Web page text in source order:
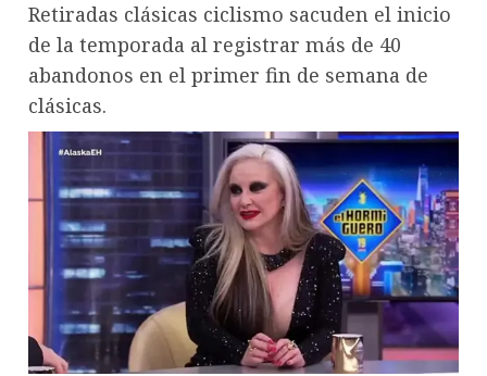
Retiradas clásicas ciclismo sacuden el inicio
de la temporada al registrar más de 40
abandonos en el primer fin de semana de
clásicas.